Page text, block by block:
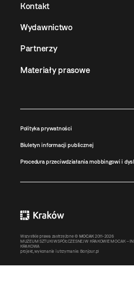
Kontakt
Wydawnictwo
Partnerzy
Materiały prasowe
Polityka prywatności
Biuletyn informacji publicznej
Procedura przeciwdziałania mobbingowi i
Wszystkie prawa zastrzeżone © MOCAK 2011-2026
MUZEUM SZTUKI WSPÓŁCZESNEJ W KRAKOWIE MOCAK –
KRAKOWA
projekt, wykonanie i utrzymanie: Bonjour.pl